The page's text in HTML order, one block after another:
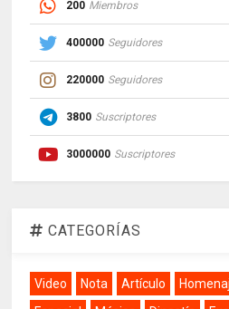
200 Miembros
400000 Seguidores
220000 Seguidores
3800 Suscriptores
3000000 Suscriptores
CATEGORÍAS
Video Nota Artículo